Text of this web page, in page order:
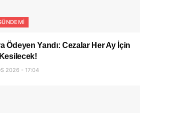
Ödeyen Yandı: Cezalar Her Ay İçin
Kesilecek!
2026 - 17:04